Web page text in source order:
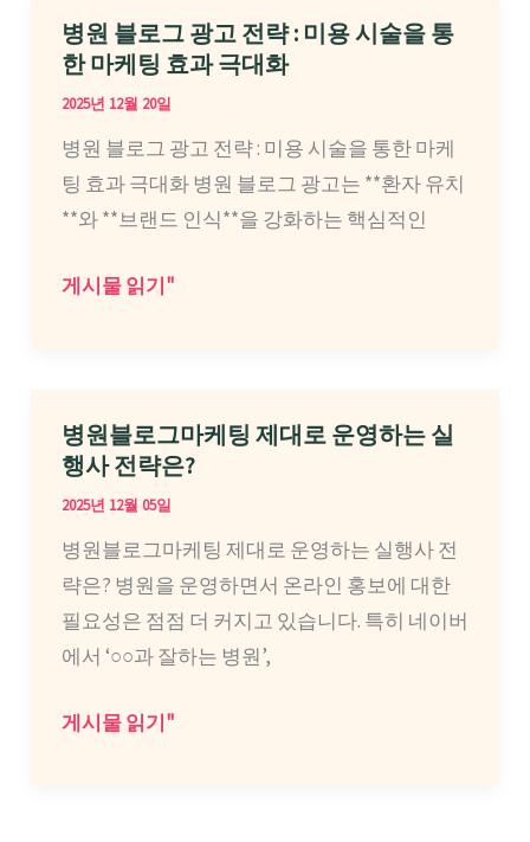
는
것
중
요
할
요?
어
떻
게
근
해
오
수
있
까
요?
병원 블로그 광고 전략 : 미용 시술을 통
한 마케팅 효과 극대화
2025년 12월 20일
병원 블로그 광고 전략 : 미용 시술을 통한 마케
팅 효과 극대화 병원 블로그 광고는 **환자 유치
**와 **브랜드 인식**을 강화하는 핵심적인
병
그
광
고
략
용
시
게시물 읽기"
병원블로그마케팅 제대로 운영하는 실
행사 전략은?
2025년 12월 05일
병원블로그마케팅 제대로 운영하는 실행사 전
략은? 병원을 운영하면서 온라인 홍보에 대한
필요성은 점점 더 커지고 있습니다. 특히 네이버
에서 ‘○○과 잘하는 병원’,
병
게시물 읽기"